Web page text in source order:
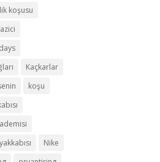
koşusu
Kaçkarlar
koşu
Nike